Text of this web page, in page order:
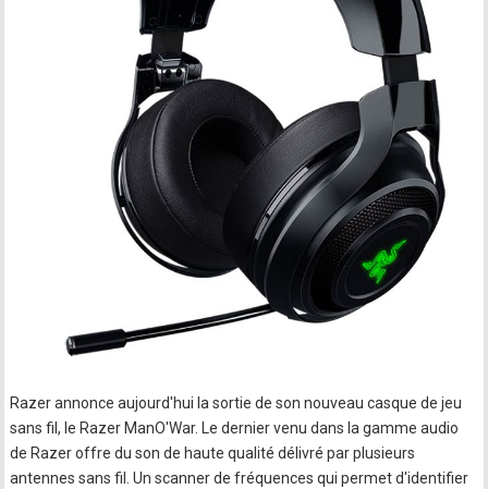
Razer annonce aujourd'hui la sortie de son nouveau casque de jeu
sans fil, le Razer ManO'War. Le dernier venu dans la gamme audio
de Razer offre du son de haute qualité délivré par plusieurs
antennes sans fil. Un scanner de fréquences qui permet d'identifier